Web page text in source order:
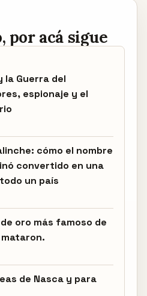
por acá sigue
la Guerra del
espionaje y el
cómo el nombre
convertido en una
un país
oro más famoso de
de Nasca y para